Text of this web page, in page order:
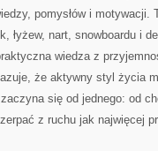
pomysłów i motywacji.
łyżew, nart, snowboardu i
wiedza z
że aktywny styl życia
się od jednego: od
z ruchu jak najwięcej